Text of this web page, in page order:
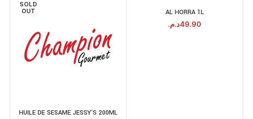
SOLD
OUT
LIRE LA SUITE
HUILE DE SESAME JESSY’S 200ML
AJOUTER AU
PANIER
AL HORRA 1L
49.90د.م.